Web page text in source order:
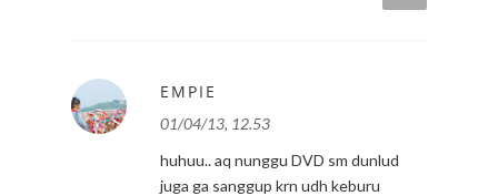
EMPIE
01/04/13, 12.53
huhuu.. aq nunggu DVD sm dunlud
juga ga sanggup krn udh keburu